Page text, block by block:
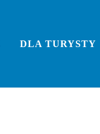
DLA TURYSTY